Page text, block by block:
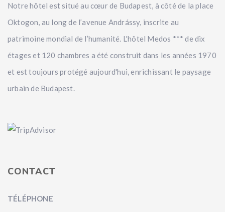
Notre hôtel est situé au cœur de Budapest, à côté de la place
Oktogon, au long de l’avenue Andrássy, inscrite au
patrimoine mondial de l’humanité. L'hôtel Medos *** de dix
étages et 120 chambres a été construit dans les années 1970
et est toujours protégé aujourd'hui, enrichissant le paysage
urbain de Budapest.
CONTACT
TÉLÉPHONE